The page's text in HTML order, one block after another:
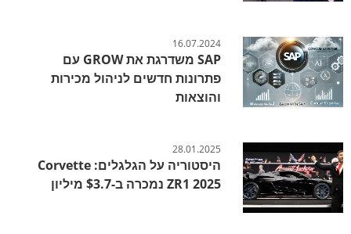
16.07.2024
SAP משדרגת את GROW עם
פתרונות חדשים לניהול מכירות
והוצאות
28.01.2025
היסטוריה על הגלגלים: Corvette
ZR1 2025 נמכרה ב-$3.7 מיליון